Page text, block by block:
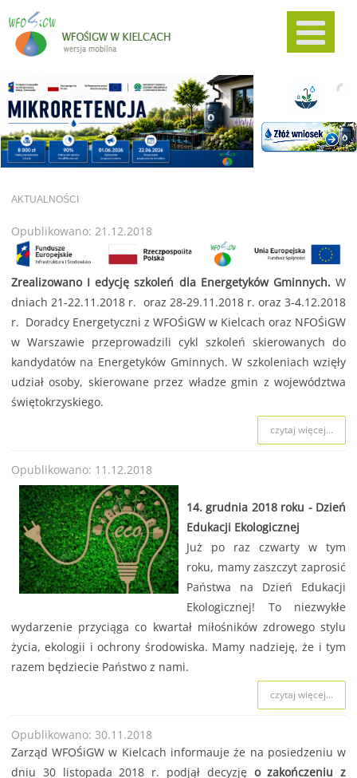
AKTUALNOŚCI
Opublikowano: 21.12.2018
Zrealizowano I edycję szkoleń dla Energetyków Gminnych.W
dniach 21-22.11.2018 r. oraz 28-29.11.2018 r. oraz 3-4.12.2018
r. Doradcy Energetyczni z WFOŚiGW w Kielcach oraz NFOŚiGW
w Warszawie przeprowadzili cykl szkoleń skierowanych do
kandydatów na Energetyków Gminnych. W szkoleniach wzięły
udział osoby, skierowane przez władze gmin z województwa
świętokrzyskiego.
czytaj więcej...
Opublikowano: 11.12.2018
14. grudnia 2018 roku - Dzień
Edukacji Ekologicznej
Już po raz czwarty w tym
roku, mamy zaszczyt zaprosić
Państwa na Dzień Edukacji
Ekologicznej! To niezwykłe
wydarzenie przyciąga co kwartał miłośników zdrowego stylu
życia, ekologii i ochrony środowiska. Mamy nadzieję, że i tym
razem będziecie Państwo z nami.
czytaj więcej...
Opublikowano: 30.11.2018
Zarząd WFOŚiGW w Kielcach informauje że na posiedzeniu w
dniu 30 listopada 2018 r. podjął decyzję o zakończeniu z